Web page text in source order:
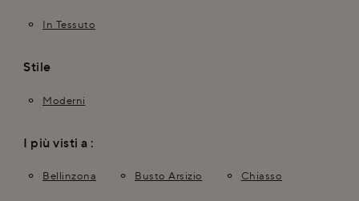
In Tessuto
Stile
Moderni
I più visti a :
Bellinzona Busto Arsizio Chiasso